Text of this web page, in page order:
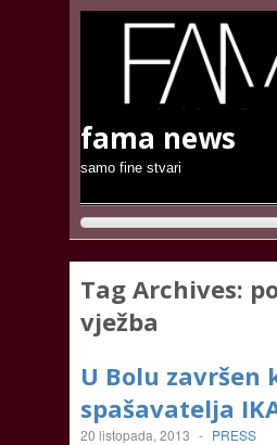
fama news
samo fine stvari
Tag Archives:
vježba
U Bolu završen
spašavatelja
20 listopada, 2013 - PRESS